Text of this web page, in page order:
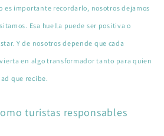
es importante recordarlo, nosotros dejamos
Esa huella puede ser positiva o
Y de nosotros depende que cada
en algo transformador tanto para quien
que recibe.
turistas responsables